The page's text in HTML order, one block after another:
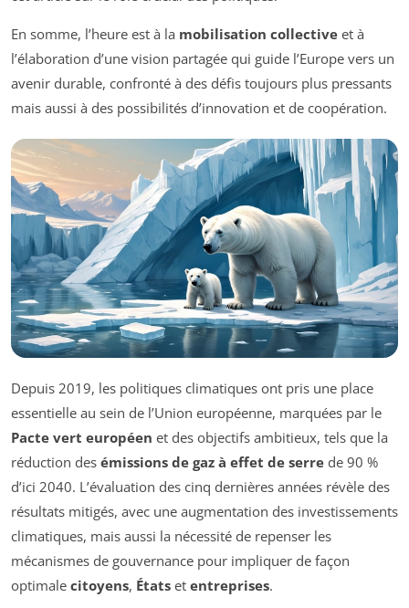
En somme, l’heure est à la mobilisation collective et à
l’élaboration d’une vision partagée qui guide l’Europe vers un
avenir durable, confronté à des défis toujours plus pressants
mais aussi à des possibilités d’innovation et de coopération.
Depuis 2019, les politiques climatiques ont pris une place
essentielle au sein de l’Union européenne, marquées par le
Pacte vert européen et des objectifs ambitieux, tels que la
réduction des émissions de gaz à effet de serre de 90 %
d’ici 2040. L’évaluation des cinq dernières années révèle des
résultats mitigés, avec une augmentation des investissements
climatiques, mais aussi la nécessité de repenser les
mécanismes de gouvernance pour impliquer de façon
optimale citoyens, États et entreprises.